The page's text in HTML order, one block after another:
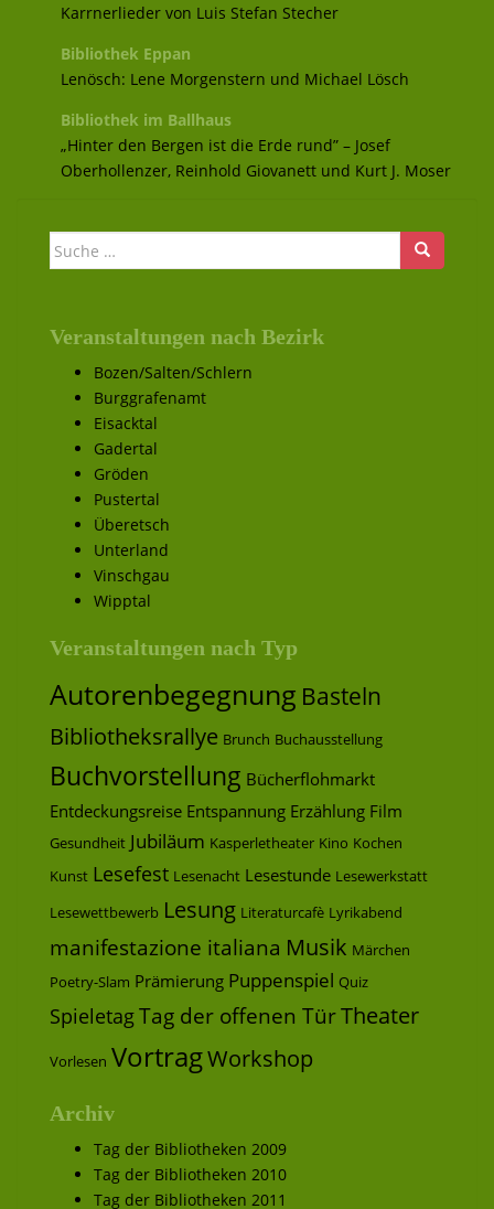
Karrnerlieder von Luis Stefan Stecher
Bibliothek Eppan
Lenösch: Lene Morgenstern und Michael Lösch
Bibliothek im Ballhaus
„Hinter den Bergen ist die Erde rund” – Josef
Oberhollenzer, Reinhold Giovanett und Kurt J. Moser
Suche nach:
Veranstaltungen nach Bezirk
Bozen/Salten/Schlern
Burggrafenamt
Eisacktal
Gadertal
Gröden
Pustertal
Überetsch
Unterland
Vinschgau
Wipptal
Veranstaltungen nach Typ
Autorenbegegnung Basteln
Bibliotheksrallye Brunch Buchausstellung
Buchvorstellung Bücherflohmarkt
Entdeckungsreise Entspannung Erzählung Film
Gesundheit Jubiläum Kasperletheater Kino Kochen
Kunst Lesefest Lesenacht Lesestunde Lesewerkstatt
Lesewettbewerb Lesung Literaturcafè Lyrikabend
manifestazione italiana Musik Märchen
Poetry-Slam Prämierung Puppenspiel Quiz
SpieletagTag der offenen TürTheater
Vorlesen VortragWorkshop
Archiv
Tag der Bibliotheken 2009
Tag der Bibliotheken 2010
Tag der Bibliotheken 2011